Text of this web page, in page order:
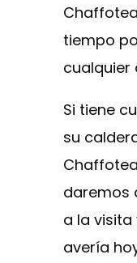
tiempo
cualquier
Si tiene
su
daremos
a la
avería